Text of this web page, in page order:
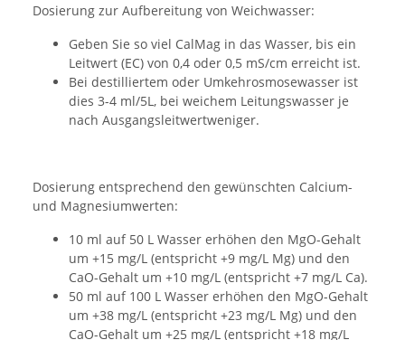
Dosierung zur Aufbereitung von Weichwasser:
Geben Sie so viel CalMag in das Wasser, bis ein
Leitwert (EC) von 0,4 oder 0,5 mS/cm erreicht ist.
Bei destilliertem oder Umkehrosmosewasser ist
dies 3-4 ml/5L, bei weichem Leitungswasser je
nach Ausgangsleitwertweniger.
Dosierung entsprechend den gewünschten Calcium-
und Magnesiumwerten:
10 ml auf 50 L Wasser erhöhen den MgO-Gehalt
um +15 mg/L (entspricht +9 mg/L Mg) und den
CaO-Gehalt um +10 mg/L (entspricht +7 mg/L Ca).
50 ml auf 100 L Wasser erhöhen den MgO-Gehalt
um +38 mg/L (entspricht +23 mg/L Mg) und den
CaO-Gehalt um +25 mg/L (entspricht +18 mg/L